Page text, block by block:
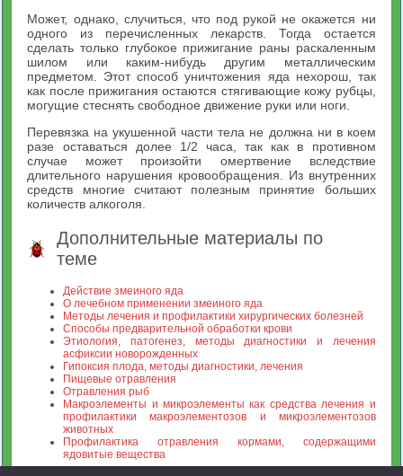
Может, однако, случиться, что под рукой не окажется ни
одного из перечисленных лекарств. Тогда остается
сделать только глубокое прижигание раны раскаленным
шилом или каким-нибудь другим металлическим
предметом. Этот способ уничтожения яда нехорош, так
как после прижигания остаются стягивающие кожу рубцы,
могущие стеснять свободное движение руки или ноги.
Перевязка на укушенной части тела не должна ни в коем
разе оставаться долее 1/2 часа, так как в противном
случае может произойти омертвение вследствие
длительного нарушения кровообращения. Из внутренних
средств многие считают полезным принятие больших
количеств алкоголя.
Дополнительные материалы по
теме
Действие змеиного яда
О лечебном применении змеиного яда
Методы лечения и профилактики хирургических болезней
Способы предварительной обработки крови
Этиология, патогенез, методы диагностики и лечения
асфиксии новорожденных
Гипоксия плода, методы диагностики, лечения
Пищевые отравления
Отравления рыб
Макроэлементы и микроэлементы как средства лечения и
профилактики макроэлементозов и микроэлементозов
животных
Профилактика отравления кормами, содержащими
ядовитые вещества